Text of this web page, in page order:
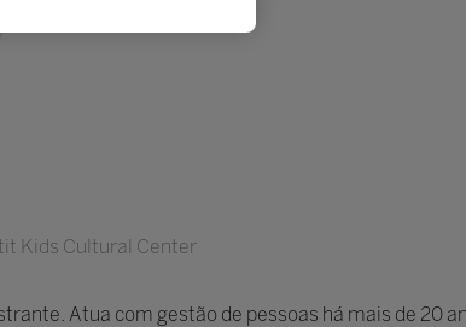
Kids Cultural Center
Atua com gestão de pessoas há mais de 20